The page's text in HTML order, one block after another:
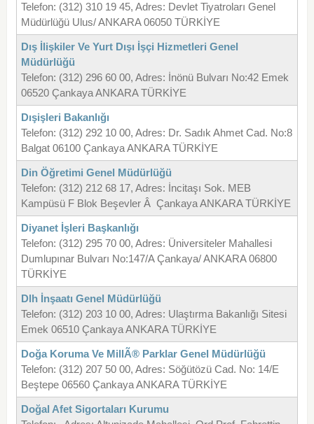
Telefon: (312) 310 19 45, Adres: Devlet Tiyatroları Genel
Müdürlüğü Ulus/ ANKARA 06050 TÜRKİYE
Dış İlişkiler Ve Yurt Dışı İşçi Hizmetleri Genel
Müdürlüğü
Telefon: (312) 296 60 00, Adres: İnönü Bulvarı No:42 Emek
06520 Çankaya ANKARA TÜRKİYE
Dışişleri Bakanlığı
Telefon: (312) 292 10 00, Adres: Dr. Sadık Ahmet Cad. No:8
Balgat 06100 Çankaya ANKARA TÜRKİYE
Din Öğretimi Genel Müdürlüğü
Telefon: (312) 212 68 17, Adres: İncitaşı Sok. MEB
Kampüsü F Blok Beşevler Â Çankaya ANKARA TÜRKİYE
Diyanet İşleri Başkanlığı
Telefon: (312) 295 70 00, Adres: Üniversiteler Mahallesi
Dumlupınar Bulvarı No:147/A Çankaya/ ANKARA 06800
TÜRKİYE
Dlh İnşaatı Genel Müdürlüğü
Telefon: (312) 203 10 00, Adres: Ulaştırma Bakanlığı Sitesi
Emek 06510 Çankaya ANKARA TÜRKİYE
Doğa Koruma Ve MillÃ® Parklar Genel Müdürlüğü
Telefon: (312) 207 50 00, Adres: Söğütözü Cad. No: 14/E
Beştepe 06560 Çankaya ANKARA TÜRKİYE
Doğal Afet Sigortaları Kurumu